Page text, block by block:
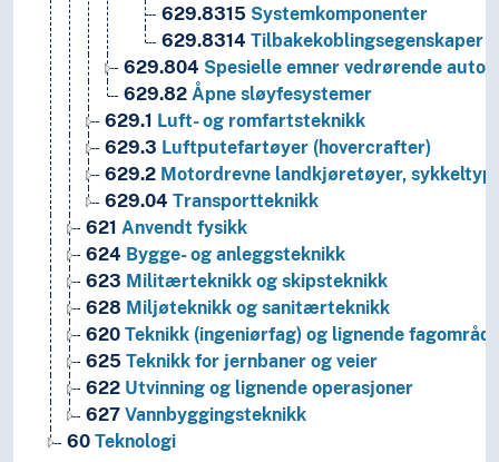
629.8315 Systemkomponenter
629.8314 Tilbakekoblingsegenskaper
629.804 Spesielle emner vedrørende
629.82 Åpne sløyfesystemer
629.1 Luft- og romfartsteknikk
629.3 Luftputefartøyer (hovercrafter)
629.2 Motordrevne landkjøretøyer,
629.04 Transportteknikk
621 Anvendt fysikk
624 Bygge- og anleggsteknikk
623 Militærteknikk og skipsteknikk
628 Miljøteknikk og sanitærteknikk
620 Teknikk (ingeniørfag) og lignende
625 Teknikk for jernbaner og veier
622 Utvinning og lignende operasjoner
627 Vannbyggingsteknikk
60 Teknologi